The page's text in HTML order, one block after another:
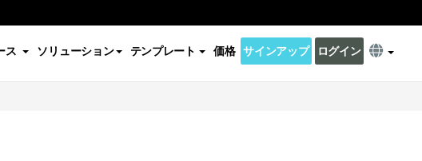
ス ソリューション テンプレート 価格 サインアップ ログイン